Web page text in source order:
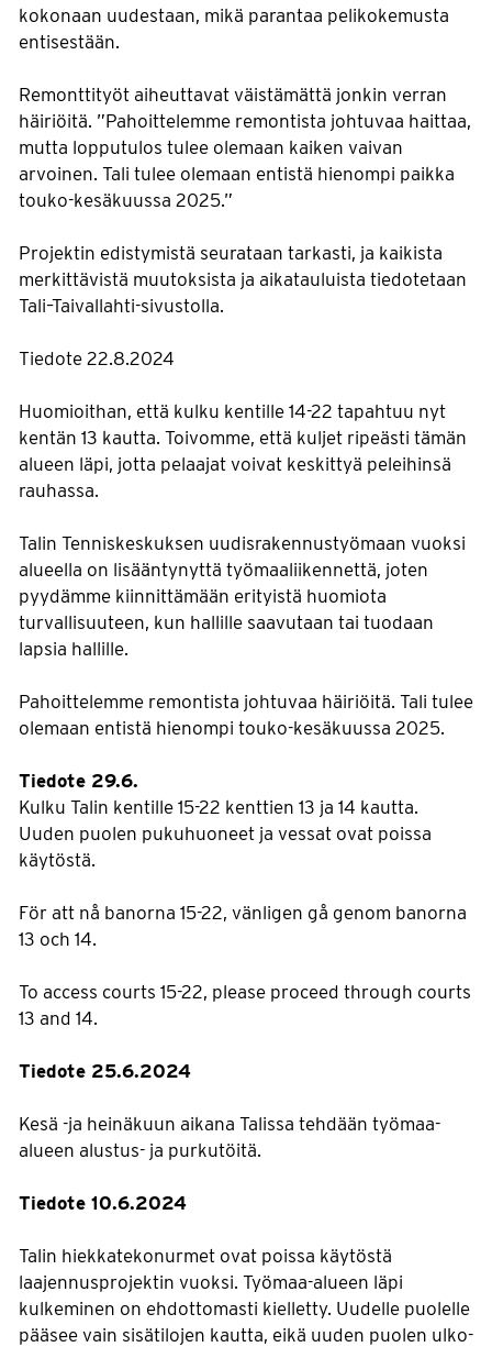
kokonaan uudestaan, mikä parantaa pelikokemusta
entisestään.
Remonttityöt aiheuttavat väistämättä jonkin verran
häiriöitä. ”Pahoittelemme remontista johtuvaa haittaa,
mutta lopputulos tulee olemaan kaiken vaivan
arvoinen. Tali tulee olemaan entistä hienompi paikka
touko-kesäkuussa 2025.”
Projektin edistymistä seurataan tarkasti, ja kaikista
merkittävistä muutoksista ja aikatauluista tiedotetaan
Tali–Taivallahti-sivustolla.
Tiedote 22.8.2024
Huomioithan, että kulku kentille 14-22 tapahtuu nyt
kentän 13 kautta. Toivomme, että kuljet ripeästi tämän
alueen läpi, jotta pelaajat voivat keskittyä peleihinsä
rauhassa.
Talin Tenniskeskuksen uudisrakennustyömaan vuoksi
alueella on lisääntynyttä työmaaliikennettä, joten
pyydämme kiinnittämään erityistä huomiota
turvallisuuteen, kun hallille saavutaan tai tuodaan
lapsia hallille.
Pahoittelemme remontista johtuvaa häiriöitä. Tali tulee
olemaan entistä hienompi touko-kesäkuussa 2025.
Tiedote 29.6.
Kulku Talin kentille 15-22 kenttien 13 ja 14 kautta.
Uuden puolen pukuhuoneet ja vessat ovat poissa
käytöstä.
För att nå banorna 15-22, vänligen gå genom banorna
13 och 14.
To access courts 15-22, please proceed through courts
13 and 14.
Tiedote 25.6.2024
Kesä -ja heinäkuun aikana Talissa tehdään työmaa-
alueen alustus- ja purkutöitä.
Tiedote 10.6.2024
Talin hiekkatekonurmet ovat poissa käytöstä
laajennusprojektin vuoksi. Työmaa-alueen läpi
kulkeminen on ehdottomasti kielletty. Uudelle puolelle
pääsee vain sisätilojen kautta, eikä uuden puolen ulko-